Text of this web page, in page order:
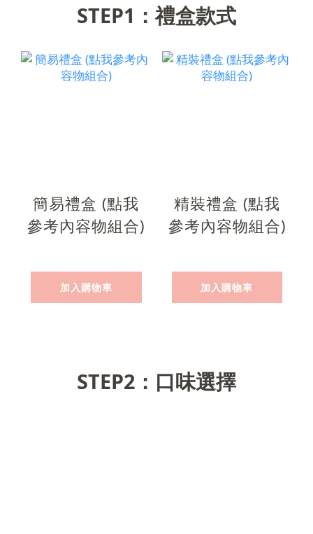
STEP1：禮盒款式
簡易禮盒 (點我
參考內容物組合)
加入購物車
精裝禮盒 (點我
參考內容物組合)
加入購物車
STEP2：口味選擇